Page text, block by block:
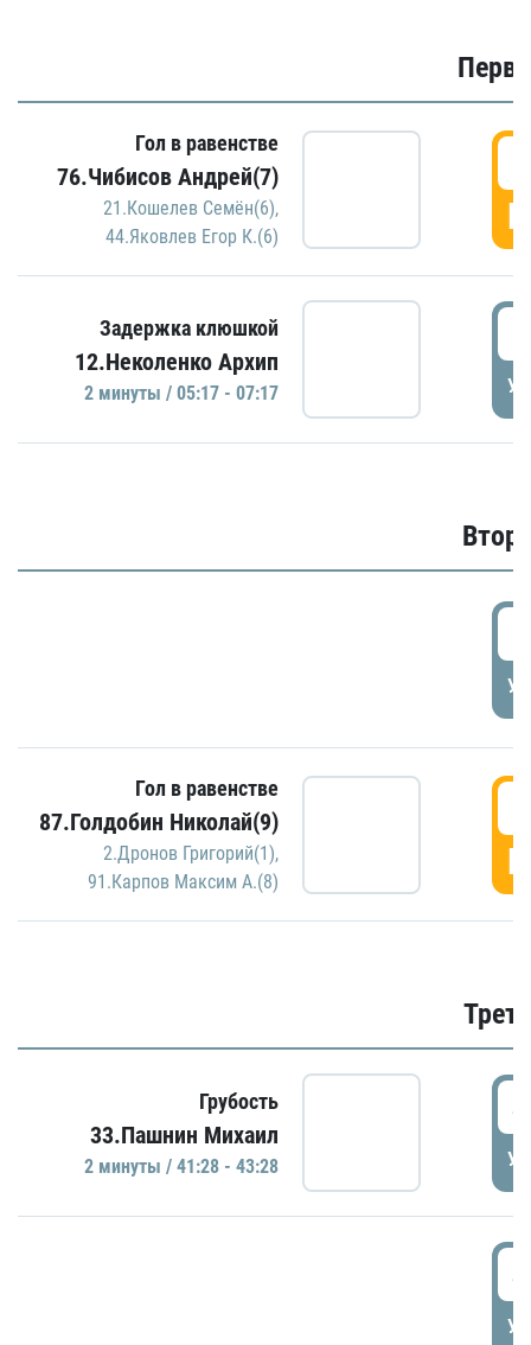
Гол в равенстве
76.Чибисов Андрей(7)
21.Кошелев Семён(6),
44.Яковлев Егор К.(6)
Задержка клюшкой
12.Неколенко Архип
2 минуты / 05:17 - 07:17
Гол в равенстве
87.Голдобин Николай(9)
2.Дронов Григорий(1),
91.Карпов Максим А.(8)
Грубость
33.Пашнин Михаил
2 минуты / 41:28 - 43:28